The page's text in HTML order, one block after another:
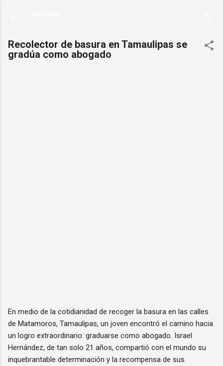
Recolector de basura en Tamaulipas se
gradúa como abogado
En medio de la cotidianidad de recoger la basura en las calles
de Matamoros, Tamaulipas, un joven encontró el camino hacia
un logro extraordinario: graduarse como abogado. Israel
Hernández, de tan solo 21 años, compartió con el mundo su
inquebrantable determinación y la recompensa de sus